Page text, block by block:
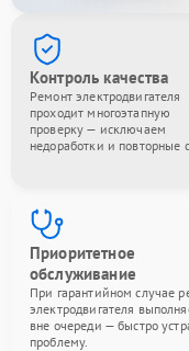
Контроль качества
Ремонт электродвигателя
проходит многоэтапную
проверку — исключаем
недоработки и повторные
Приоритетное
обслуживание
При гарантийном случае
электродвигателя
вне очереди — быстро
проблему.